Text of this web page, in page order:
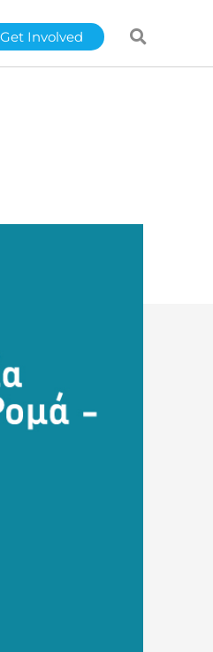
Get Involved